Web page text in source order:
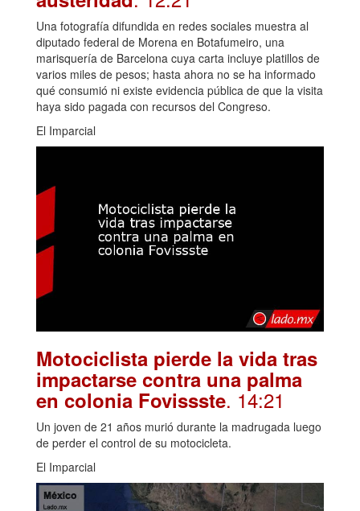
Una fotografía difundida en redes sociales muestra al
diputado federal de Morena en Botafumeiro, una
marisquería de Barcelona cuya carta incluye platillos de
varios miles de pesos; hasta ahora no se ha informado
qué consumió ni existe evidencia pública de que la visita
haya sido pagada con recursos del Congreso.
El Imparcial
Motociclista pierde la vida tras
impactarse contra una palma
en colonia Fovissste. 14:21
Un joven de 21 años murió durante la madrugada luego
de perder el control de su motocicleta.
El Imparcial